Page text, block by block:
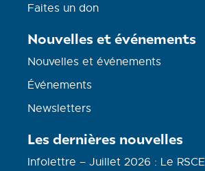
Faites un don
Nouvelles et événements
Nouvelles et événements
Événements
Newsletters
Les dernières nouvelles
Infolettre – Juillet 2026 : Le